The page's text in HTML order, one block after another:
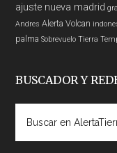
ajuste nueva madrid
Andres Alerta Volcan
palma Sobrevuelo Tierra
BUSCADOR Y
AlertaTierra.com